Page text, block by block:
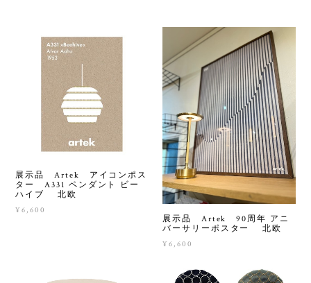
展示品 Artek アイコンポス
ター A331 ペンダント ビー
ハイブ 北欧
¥6,600
展示品 Artek 90周年 アニ
バーサリーポスター 北欧
¥6,600